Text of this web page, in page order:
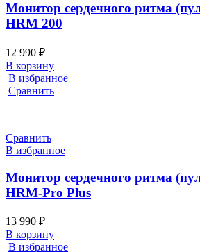
Монитор сердечного ритма
HRM 200
12 990 ₽
В корзину
В избранное
Сравнить
Сравнить
В избранное
Монитор сердечного ритма
HRM-Pro Plus
13 990 ₽
В корзину
В избранное